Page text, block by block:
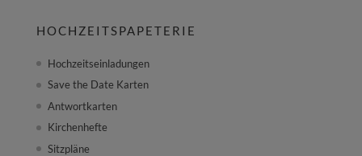
HOCHZEITSPAPETERIE
Hochzeitseinladungen
Save the Date Karten
Antwortkarten
Kirchenhefte
Sitzpläne